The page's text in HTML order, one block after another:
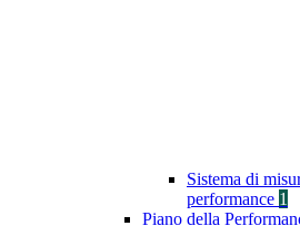
Sistema di
performance 1
Piano della